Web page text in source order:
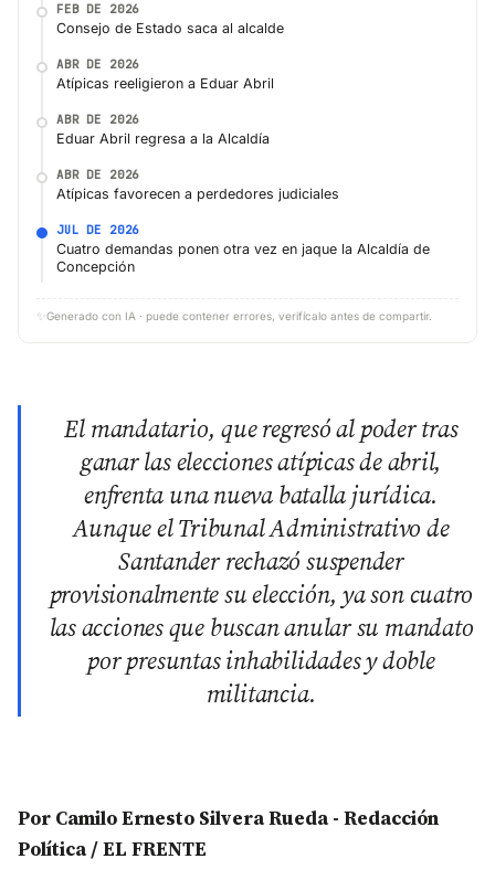
FEB DE 2026
Consejo de Estado saca al alcalde
ABR DE 2026
Atípicas reeligieron a Eduar Abril
ABR DE 2026
Eduar Abril regresa a la Alcaldía
ABR DE 2026
Atípicas favorecen a perdedores judiciales
JUL DE 2026
Cuatro demandas ponen otra vez en jaque la Alcaldía de
Concepción
✨ Generado con IA · puede contener errores, verifícalo antes de compartir.
El mandatario, que regresó al poder tras
ganar las elecciones atípicas de abril,
enfrenta una nueva batalla jurídica.
Aunque el Tribunal Administrativo de
Santander rechazó suspender
provisionalmente su elección, ya son cuatro
las acciones que buscan anular su mandato
por presuntas inhabilidades y doble
militancia.
Por Camilo Ernesto Silvera Rueda - Redacción
Política / EL FRENTE